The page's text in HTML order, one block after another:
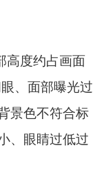
高度约占画面
、面部曝光过
景色不符合标
、眼睛过低过